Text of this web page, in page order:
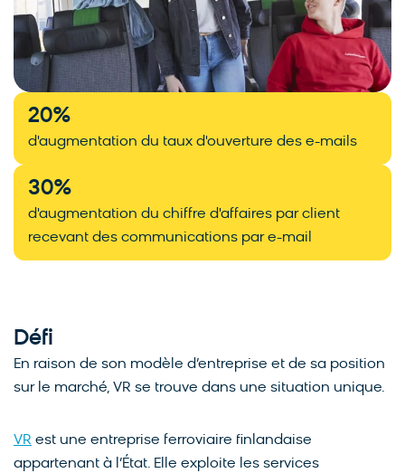
20%
d'augmentation du taux d'ouverture des e-mails
30%
d'augmentation du chiffre d'affaires par client
recevant des communications par e-mail
Défi
En raison de son modèle d’entreprise et de sa position
sur le marché, VR se trouve dans une situation unique.
VR est une entreprise ferroviaire finlandaise
appartenant à l’État. Elle exploite les services